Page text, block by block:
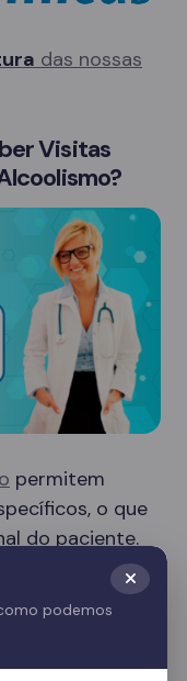
das nossas
Visitas
permitem
o que
do paciente.
de
familiar.
podemos